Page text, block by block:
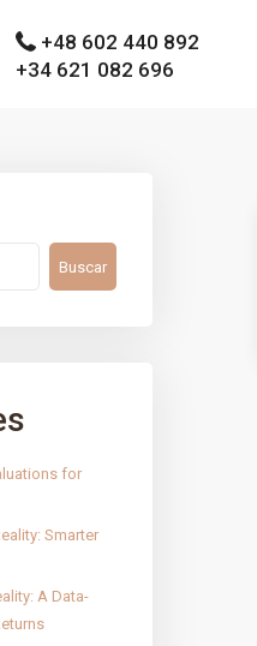
+48 602 440 892
+34 621 082 696
Buscar
for
Smarter
A Data-